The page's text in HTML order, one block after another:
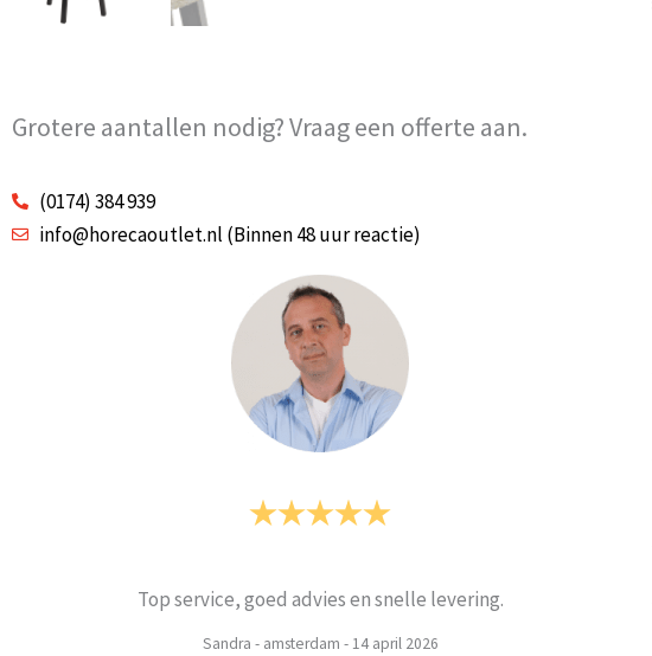
Grotere aantallen nodig? Vraag een offerte aan.
(0174) 384 939
info@horecaoutlet.nl (Binnen 48 uur reactie)
Prima
Weets mieke -Turnhout-3 maart 2026